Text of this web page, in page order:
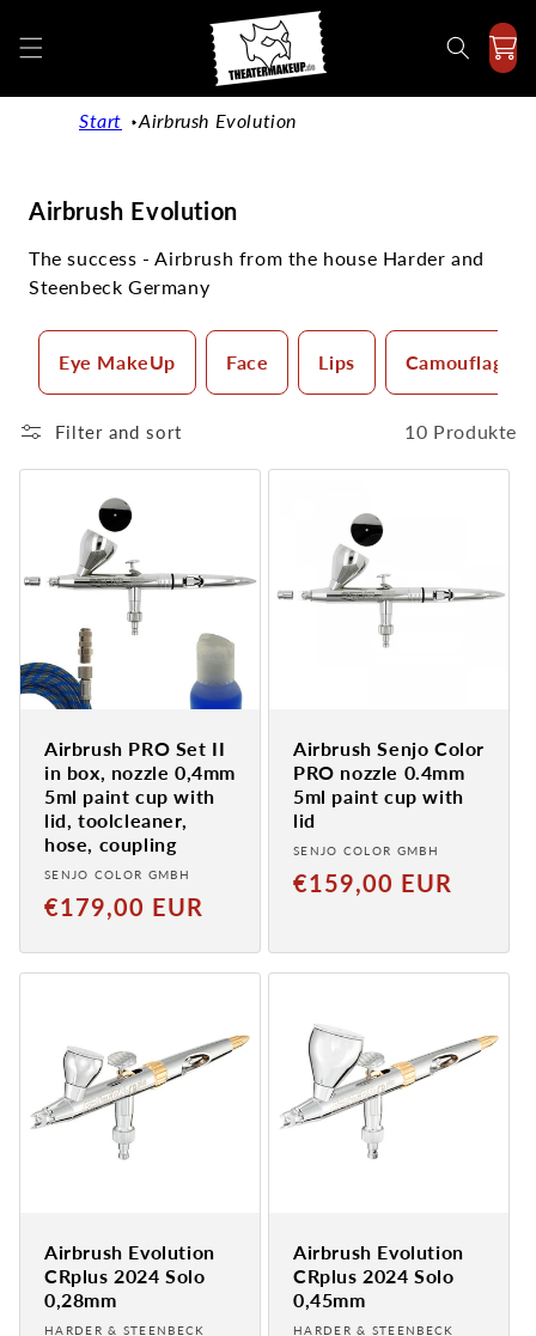
content
Start Airbrush Evolution
C
t
e
g
y
Airbrush Evolution
The success - Airbrush from the house Harder and
Steenbeck Germany
Eye MakeUp Face Lips Camouflage
Filter and sort 10 Produkte
Airbrush PRO Set II
in box, nozzle 0,4mm
5ml paint cup with
lid, toolcleaner,
hose, coupling
Provider:
SENJO COLOR GMBH
Normaler
€179,00 EUR
Airbrush Senjo Color
PRO nozzle 0.4mm
5ml paint cup with
lid
Provider:
SENJO COLOR GMBH
Normaler
€159,00 EUR
Airbrush Evolution
CRplus 2024 Solo
0,28mm
HARDER & STEENBECK
Airbrush Evolution
CRplus 2024 Solo
0,45mm
HARDER & STEENBECK